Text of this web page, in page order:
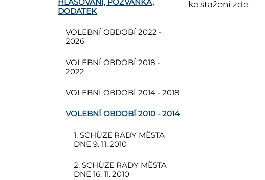
HLASOVÁNÍ, POZVÁNKA,
DODATEK
VOLEBNÍ OBDOBÍ 2022 -
2026
VOLEBNÍ OBDOBÍ 2018 -
2022
VOLEBNÍ OBDOBÍ 2014 - 2018
VOLEBNÍ OBDOBÍ 2010 - 2014
1. SCHŮZE RADY MĚSTA
DNE 9. 11. 2010
2. SCHŮZE RADY MĚSTA
DNE 16. 11. 2010
ke stažení zde